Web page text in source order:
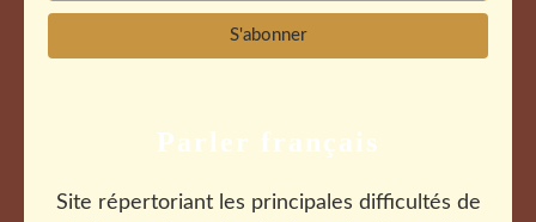
Parler français
Site répertoriant les principales difficultés de